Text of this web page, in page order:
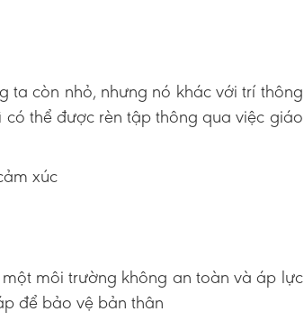
ta còn nhỏ, nhưng nó khác với trí thông
thể được rèn tập thông qua việc giáo
xúc
môi trường không an toàn và áp lực
để bảo vệ bản thân